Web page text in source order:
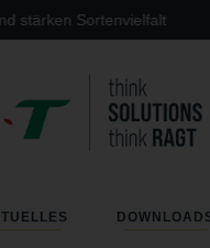
stärken Sortenvielfalt